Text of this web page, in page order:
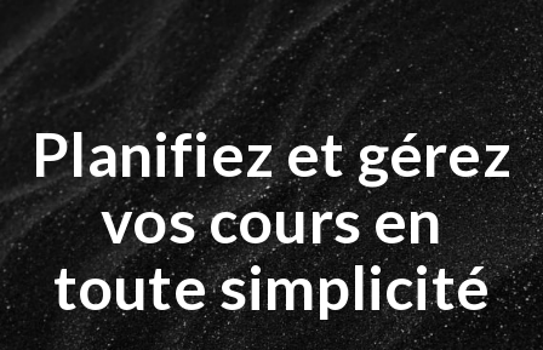
Planifiez et gérez
vos cours en
toute simplicité